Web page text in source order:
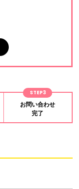
STEP3
お問い合わせ
完了